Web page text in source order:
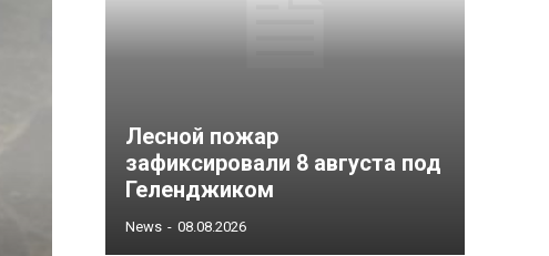
Лесной пожар
зафиксировали 8 августа под
Геленджиком
News - 08.08.2026